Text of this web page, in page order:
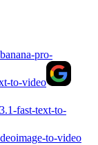
pro-
to-video
fast-text-to-
image-to-video